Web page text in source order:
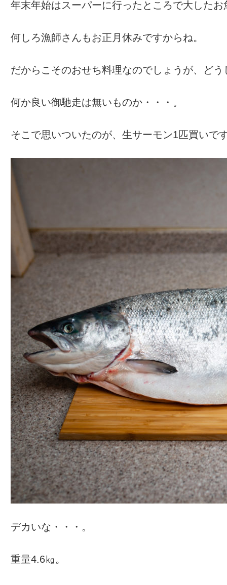
年末年始はスーパーに行ったところで大した
何しろ漁師さんもお正月休みですからね。
だからこそのおせち料理なのでしょうが、ど
何か良い御馳走は無いものか・・・。
そこで思いついたのが、生サーモン1匹買いで
デカいな・・・。
重量4.6㎏。